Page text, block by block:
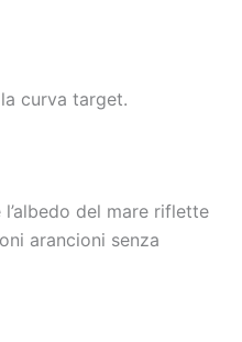
curva target.
del mare riflette
arancioni senza